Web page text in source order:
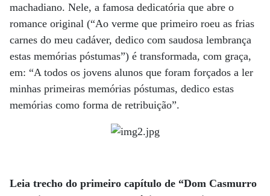
machadiano. Nele, a famosa dedicatória que abre o
romance original (“Ao verme que primeiro roeu as frias
carnes do meu cadáver, dedico com saudosa lembrança
estas memórias póstumas”) é transformada, com graça,
em: “A todos os jovens alunos que foram forçados a ler
minhas primeiras memórias póstumas, dedico estas
memórias como forma de retribuição”.
Leia trecho do primeiro capítulo de “Dom Casmurro